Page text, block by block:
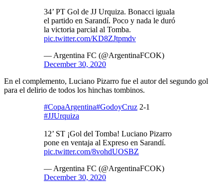
34’ PT Gol de JJ Urquiza. Bonacci iguala
el partido en Sarandí. Poco y nada le duró
la victoria parcial al Tomba.
pic.twitter.com/KD8ZJtpmdv
— Argentina FC (@ArgentinaFCOK)
December 30, 2020
En el complemento, Luciano Pizarro fue el autor del segundo gol
para el delirio de todos los hinchas tombinos.
#CopaArgentina#GodoyCruz 2-1
#JJUrquiza
12’ ST ¡Gol del Tomba! Luciano Pizarro
pone en ventaja al Expreso en Sarandí.
pic.twitter.com/8vohdUOSBZ
— Argentina FC (@ArgentinaFCOK)
December 30, 2020